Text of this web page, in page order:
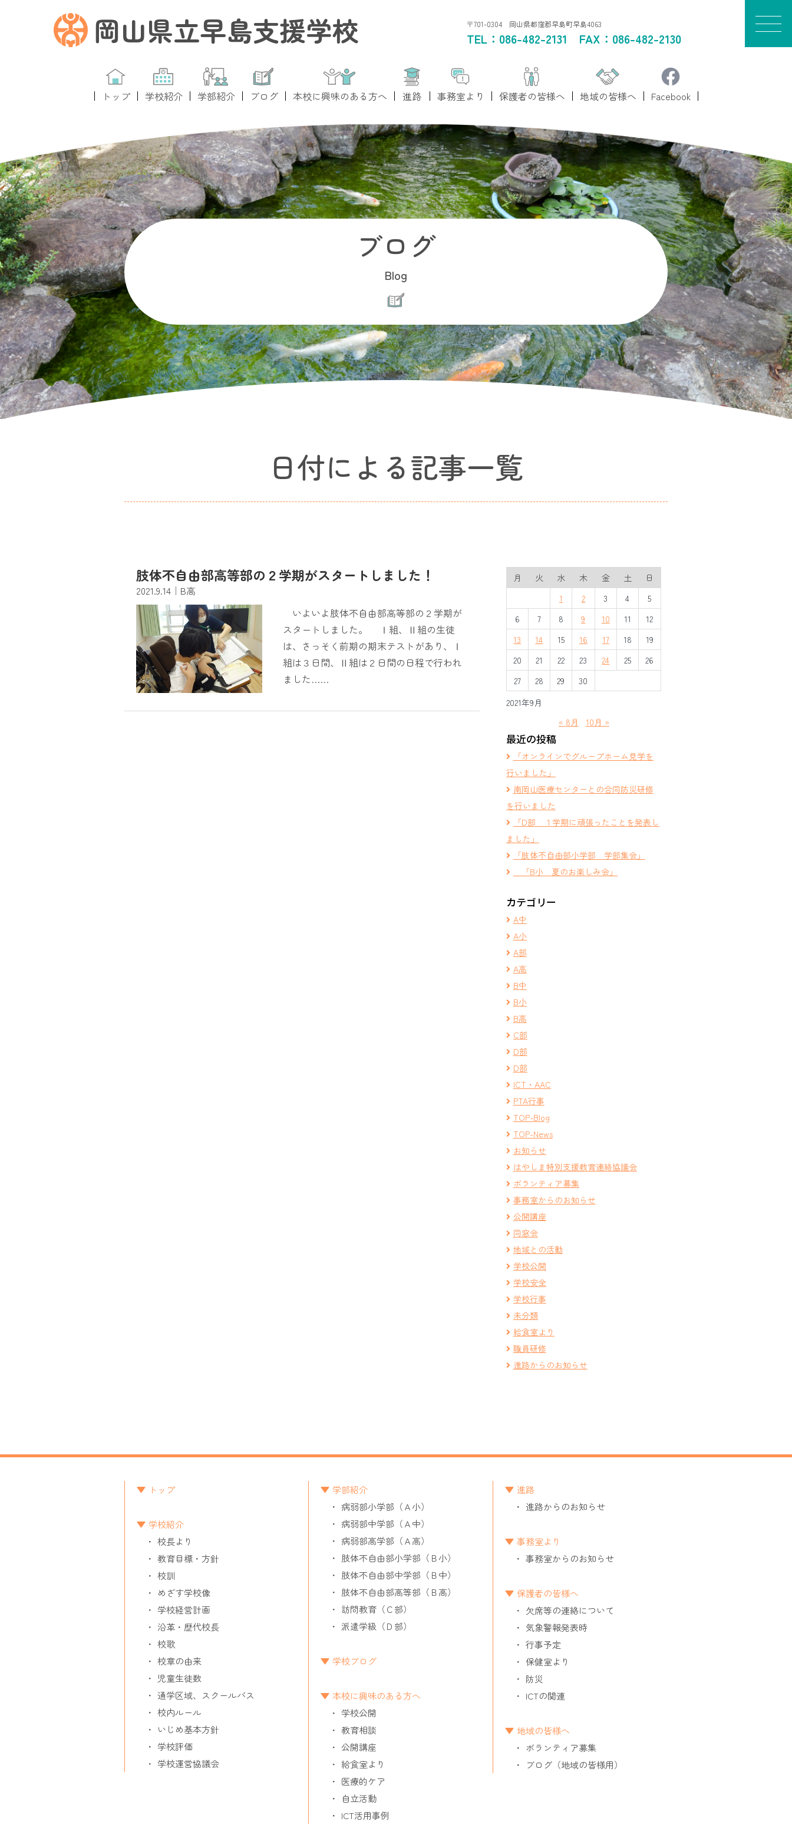
岡山県立早島支援学校 〒701-0304 岡山県都窪郡早島町早島4063
TEL： 086-482-2131 FAX：086-482-2130
トップ 学校紹介 学部紹介 ブログ 本校に興味のある方へ 進路 事務室より 保護者の皆様へ 地域の皆様へ Facebook
ブログ
Blog
日付による記事一覧
肢体不自由部高等部の２学期がスタートしました！
2021.9.14 ｜B高
いよいよ肢体不自由部高等部の２学期が
スタートしました。 Ⅰ組、Ⅱ組の生徒
は、さっそく前期の期末テストがあり、Ⅰ
組は３日間、Ⅱ組は２日間の日程で行われ
ました……
2021年9月
月 火 水 木 金 土
日
1
2 3 4
5
6
7 8 9 10 11
12
13
14 15 16 17 18
19
20
21 22 23 24 25
26
27
28 29 30
« 8月 10月 »
最近の投稿
「オンラインでグループホーム見学を
行いました」
南岡山医療センターとの合同防災研修
を行いました
「D部 １学期に頑張ったことを発表し
ました」
「肢体不自由部小学部 学部集会」
「B小 夏のお楽しみ会」
カテゴリー
A中
A小
A部
A高
B中
B小
B高
C部
D部
D部
ICT・AAC
PTA行事
TOP-Blog
TOP-News
お知らせ
はやしま特別支援教育連絡協議会
ボランティア募集
事務室からのお知らせ
公開講座
同窓会
地域との活動
学校公開
学校安全
学校行事
未分類
給食室より
職員研修
進路からのお知らせ
トップ
学校紹介
校長より
教育目標・方針
校訓
めざす学校像
学校経営計画
沿革・歴代校長
校歌
校章の由来
児童生徒数
通学区域、スクールバス
校内ルール
いじめ基本方針
学校評価
学校運営協議会
学部紹介
病弱部小学部（Ａ小）
病弱部中学部（Ａ中）
病弱部高学部（Ａ高）
肢体不自由部小学部（Ｂ小）
肢体不自由部中学部（Ｂ中）
肢体不自由部高等部（Ｂ高）
訪問教育（Ｃ部）
派遣学級（Ｄ部）
学校ブログ
本校に興味のある方へ
学校公開
教育相談
公開講座
給食室より
医療的ケア
自立活動
ICT活用事例
進路
進路からのお知らせ
事務室より
事務室からのお知らせ
保護者の皆様へ
欠席等の連絡について
気象警報発表時
行事予定
保健室より
防災
ICTの関連
地域の皆様へ
ボランティア募集
ブログ（地域の皆様用）